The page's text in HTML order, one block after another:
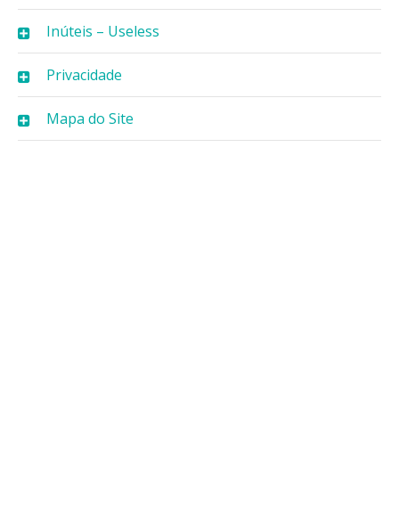
Inúteis – Useless
Privacidade
Mapa do Site